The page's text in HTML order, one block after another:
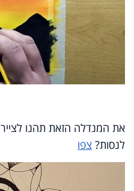
את המנדלה הזאת תהנו
לנסות? צפו